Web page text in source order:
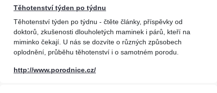
Těhotenství týden po týdnu
Těhotenství týden po týdnu - čtěte články, příspěvky od
doktorů, zkušenosti dlouholetých maminek i párů, kteří na
miminko čekají. U nás se dozvíte o různých způsobech
oplodnění, průběhu těhotenství i o samotném porodu.
http://www.porodnice.cz/